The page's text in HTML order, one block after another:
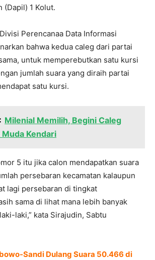
(Dapil) 1 Kolut.
Perencanaa Data Informasi
bahwa kedua caleg dari partai
untuk memperebutkan satu kursi
jumlah suara yang diraih partai
satu kursi.
Milenial Memilih, Begini Caleg
Kendari
5 itu jika calon mendapatkan suara
persebaran kecamatan kalaupun
lagi persebaran di tingkat
sama di lihat mana lebih banyak
laki,” kata Sirajudin, Sabtu
Sandi Dulang Suara 50.466 di